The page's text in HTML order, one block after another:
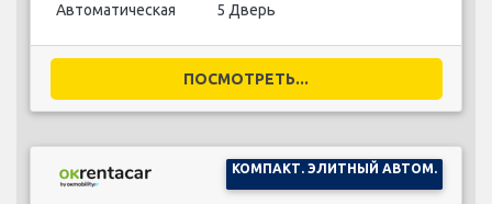
Автоматическая 5 Дверь
ПОСМОТРЕТЬ...
КОМПАКТ. ЭЛИТНЫЙ АВТОМ.